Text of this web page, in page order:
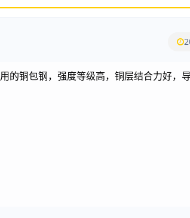
铜包钢，强度等级高，铜层结合力好，导